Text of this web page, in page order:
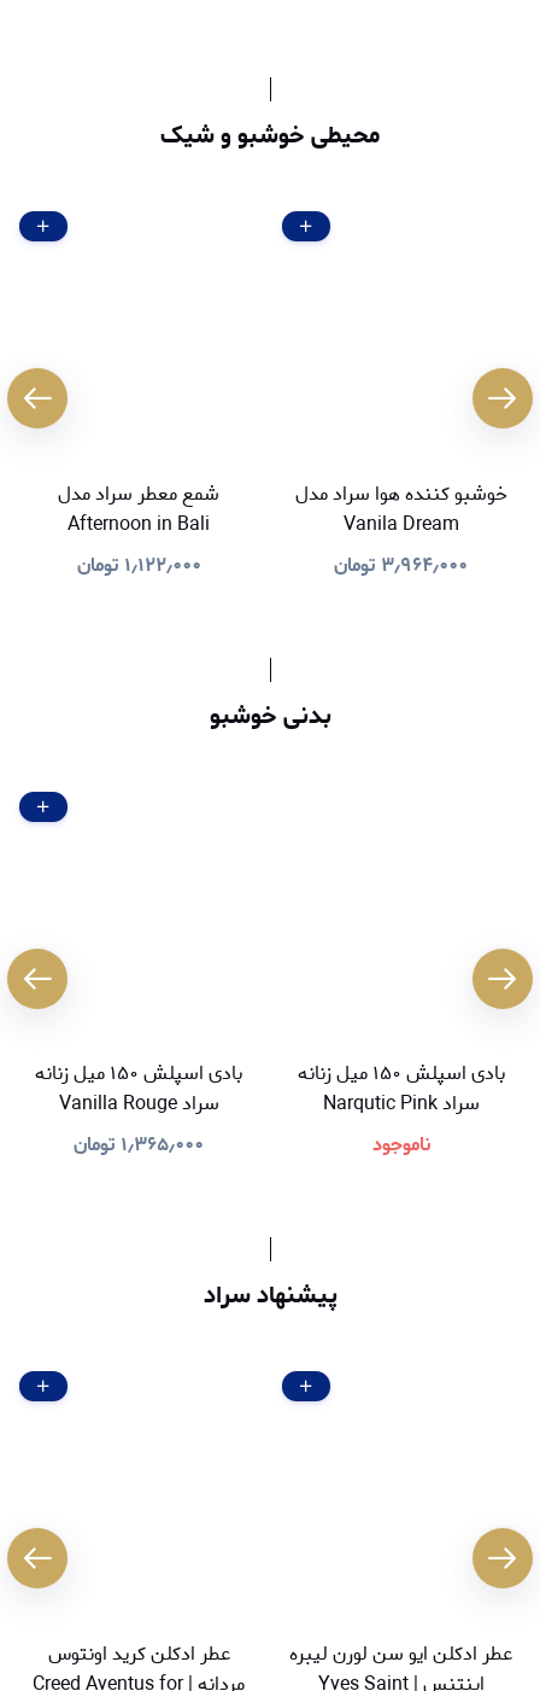
محیطی خوشبو و شیک
خوشبو کننده هوا سراد مدل
Vanila Dream
۳٫۹۶۴٫۰۰۰ تومان
شمع معطر سراد مدل
Afternoon in Bali
۱٫۱۲۲٫۰۰۰ تومان
بدنی خوشبو
بادی اسپلش ۱۵۰ میل زنانه
سراد Narqutic Pink
ناموجود
بادی اسپلش ۱۵۰ میل زنانه
سراد Vanilla Rouge
۱٫۳۶۵٫۰۰۰ تومان
پیشنهاد سراد
عطر ادکلن ایو سن لورن لیبره
اینتنس | Yves Saint
عطر ادکلن کرید اونتوس
مردانه | Creed Aventus for